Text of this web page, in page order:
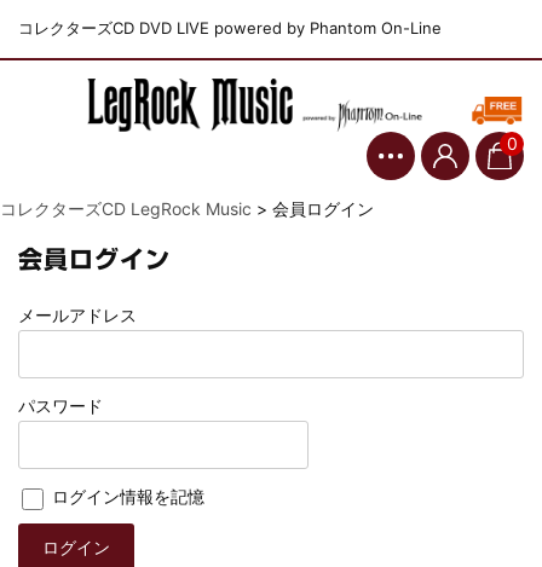
コレクターズCD DVD LIVE powered by Phantom On-Line
0
コレクターズCD LegRock Music > 会員ログイン
会員ログイン
メールアドレス
パスワード
ログイン情報を記憶